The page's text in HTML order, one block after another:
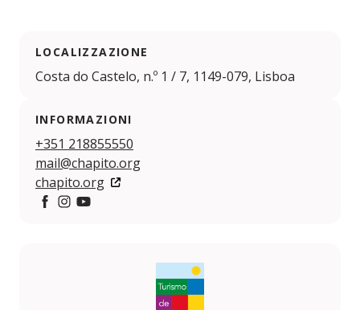
LOCALIZZAZIONE
Costa do Castelo, n.º 1 / 7, 1149-079, Lisboa
INFORMAZIONI
+351 218855550
mail@chapito.org
chapito.org